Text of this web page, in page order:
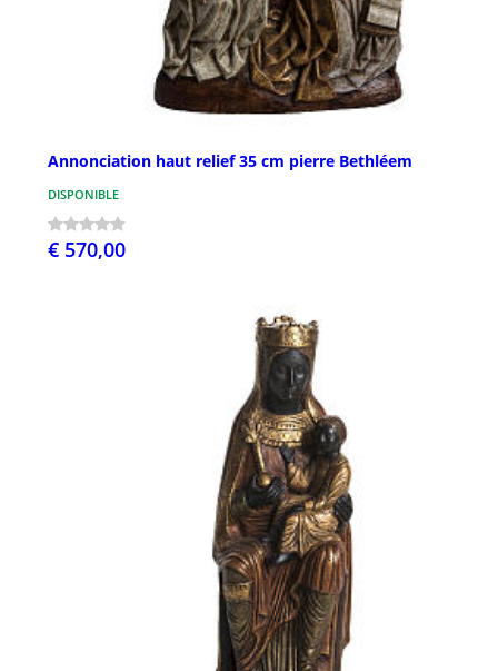
Annonciation haut relief 35 cm pierre Bethléem
DISPONIBLE
€ 570,00